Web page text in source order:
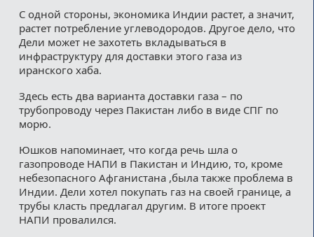
С одной стороны, экономика Индии растет, а значит,
растет потребление углеводородов. Другое дело, что
Дели может не захотеть вкладываться в
инфраструктуру для доставки этого газа из
иранского хаба.
Здесь есть два варианта доставки газа – по
трубопроводу через Пакистан либо в виде СПГ по
морю.
Юшков напоминает, что когда речь шла о
газопроводе НАПИ в Пакистан и Индию, то, кроме
небезопасного Афганистана ,была также проблема в
Индии. Дели хотел покупать газ на своей границе, а
трубы класть предлагал другим. В итоге проект
НАПИ провалился.